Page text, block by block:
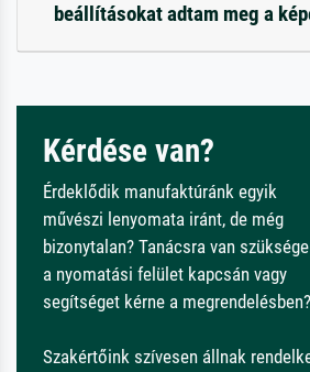
beállításokat adtam meg a
Kérdése van?
Érdeklődik manufaktúránk egyik
művészi lenyomata iránt, de még
bizonytalan? Tanácsra van szüksége
a nyomatási felület kapcsán vagy
segítséget kérne a megrendelésben?
Szakértőink szívesen állnak